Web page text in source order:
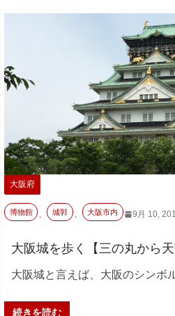
大阪府
9月 10,
博物館 、 城郭 、 大阪市内
大阪城を歩く【三の丸から天
大阪城と言えば、大阪のシンボ
続きを読む